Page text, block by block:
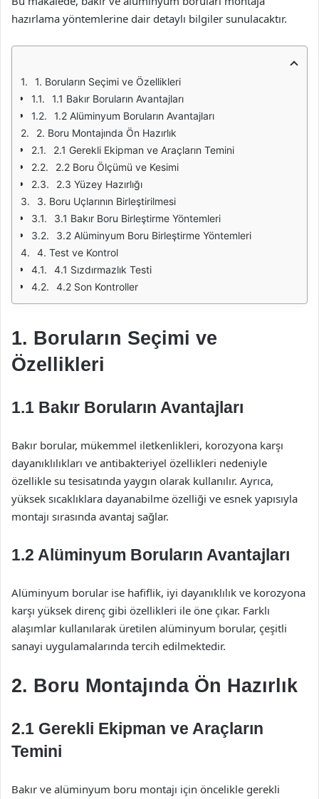
hazırlama yöntemlerine dair detaylı bilgiler sunulacaktır.
1. Boruların Seçimi ve Özellikleri
1.1 Bakır Boruların Avantajları
1.2 Alüminyum Boruların Avantajları
2. Boru Montajında Ön Hazırlık
2.1 Gerekli Ekipman ve Araçların Temini
2.2 Boru Ölçümü ve Kesimi
2.3 Yüzey Hazırlığı
3. Boru Uçlarının Birleştirilmesi
3.1 Bakır Boru Birleştirme Yöntemleri
3.2 Alüminyum Boru Birleştirme Yöntemleri
4. Test ve Kontrol
4.1 Sızdırmazlık Testi
4.2 Son Kontroller
1. Boruların Seçimi ve
Özellikleri
1.1 Bakır Boruların Avantajları
Bakır borular, mükemmel iletkenlikleri, korozyona karşı
dayanıklılıkları ve antibakteriyel özellikleri nedeniyle
özellikle su tesisatında yaygın olarak kullanılır. Ayrıca,
yüksek sıcaklıklara dayanabilme özelliği ve esnek yapısıyla
montajı sırasında avantaj sağlar.
1.2 Alüminyum Boruların Avantajları
Alüminyum borular ise hafiflik, iyi dayanıklılık ve korozyona
karşı yüksek direnç gibi özellikleri ile öne çıkar. Farklı
alaşımlar kullanılarak üretilen alüminyum borular, çeşitli
sanayi uygulamalarında tercih edilmektedir.
2. Boru Montajında Ön Hazırlık
2.1 Gerekli Ekipman ve Araçların
Temini
Bakır ve alüminyum boru montajı için öncelikle gerekli